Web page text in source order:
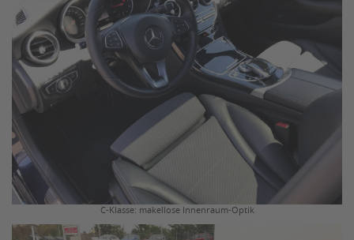
C-Klasse: makellose Innenraum-Optik